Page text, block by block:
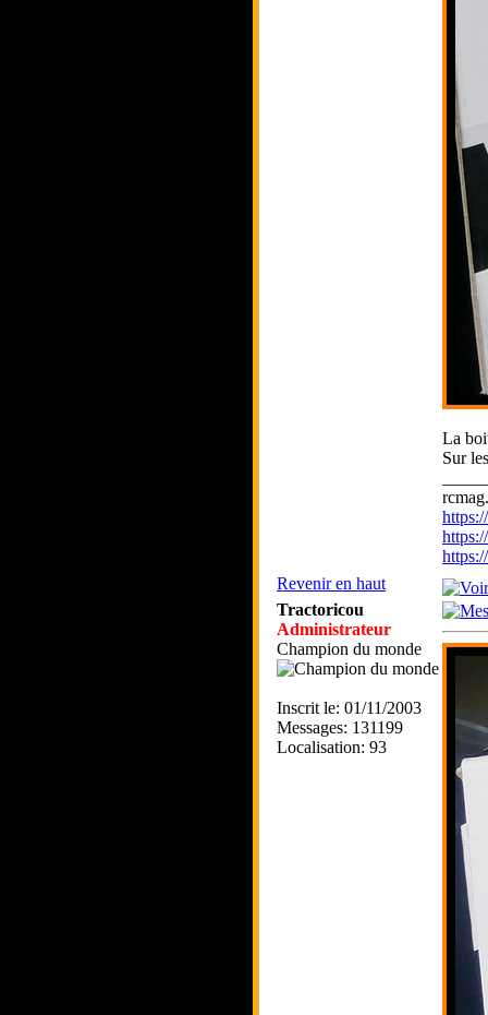
La
Sur
Revenir en haut
Tractoricou
Administrateur
Champion du monde
Inscrit le: 01/11/2003
Messages: 131199
Localisation: 93